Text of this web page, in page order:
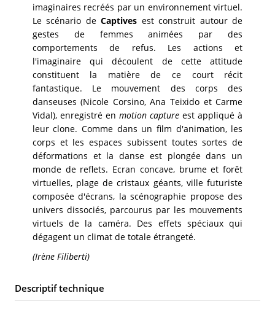
imaginaires recréés par un environnement virtuel.
Le scénario deCaptives est construit autour de
gestes de femmes animées par des
comportements de refus. Les actions et
l'imaginaire qui découlent de cette attitude
constituent la matière de ce court récit
fantastique. Le mouvement des corps des
danseuses (Nicole Corsino, Ana Teixido et Carme
Vidal), enregistré en motion capture est appliqué à
leur clone. Comme dans un film d'animation, les
corps et les espaces subissent toutes sortes de
déformations et la danse est plongée dans un
monde de reflets. Ecran concave, brume et forêt
virtuelles, plage de cristaux géants, ville futuriste
composée d'écrans, la scénographie propose des
univers dissociés, parcourus par les mouvements
virtuels de la caméra. Des effets spéciaux qui
dégagent un climat de totale étrangeté.
(Irène Filiberti)
Descriptif technique